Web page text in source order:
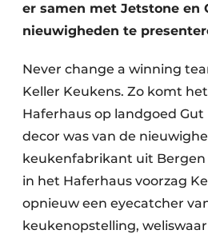
er samen met Jetstone en
nieuwigheden te
Never change a winning
Keller Keukens. Zo komt
Haferhaus op landgoed
decor was van de
keukenfabrikant uit Bergen
in het Haferhaus voorzag
opnieuw een eyecatcher
keukenopstelling,